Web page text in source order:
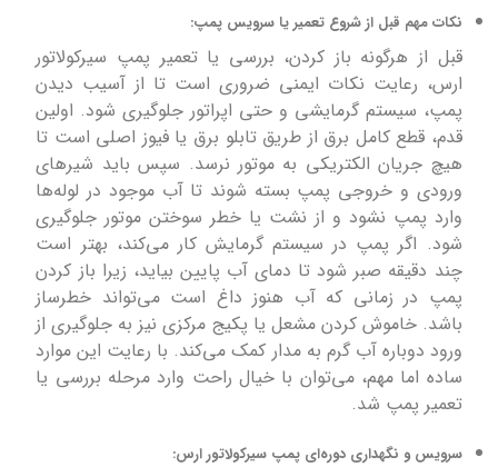
نکات مهم قبل از شروع تعمیر یا سرویس پمپ:
قبل از هرگونه باز کردن، بررسی یا تعمیر پمپ سیرکولاتور
ارس، رعایت نکات ایمنی ضروری است تا از آسیب دیدن
پمپ، سیستم گرمایشی و حتی اپراتور جلوگیری شود. اولین
قدم، قطع کامل برق از طریق تابلو برق یا فیوز اصلی است تا
هیچ جریان الکتریکی به موتور نرسد. سپس باید شیرهای
ورودی و خروجی پمپ بسته شوند تا آب موجود در لوله‌ها
وارد پمپ نشود و از نشت یا خطر سوختن موتور جلوگیری
شود. اگر پمپ در سیستم گرمایش کار می‌کند، بهتر است
چند دقیقه صبر شود تا دمای آب پایین بیاید، زیرا باز کردن
پمپ در زمانی که آب هنوز داغ است می‌تواند خطرساز
باشد. خاموش کردن مشعل یا پکیج مرکزی نیز به جلوگیری از
ورود دوباره آب گرم به مدار کمک می‌کند. با رعایت این موارد
ساده اما مهم، می‌توان با خیال راحت وارد مرحله بررسی یا
تعمیر پمپ شد.
سرویس و نگهداری دوره‌ای پمپ سیرکولاتور ارس: